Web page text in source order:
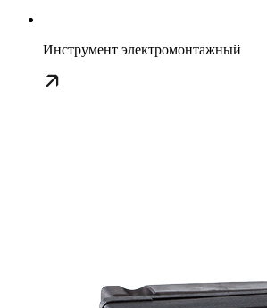
Инструмент электромонтажный